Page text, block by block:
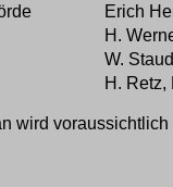
Erich
H.
W.
H. Retz,
wird